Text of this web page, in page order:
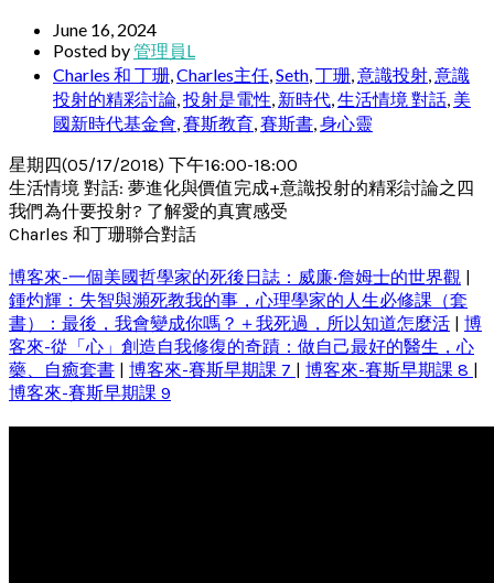
June 16, 2024
Posted by管理員L
Charles 和 丁珊,Charles主任,Seth,丁珊,意識投射,意識
投射的精彩討論,投射是電性, 新時代,生活情境 對話, 美
國新時代基金會,賽斯教育,賽斯書,身心靈
星期四(05/17/2018) 下午16:00-18:00
生活情境 對話: 夢進化與價值完成+意識投射的精彩討論之四
我們為什要投射? 了解愛的真實感受
Charles 和丁珊聯合對話
博客來-一個美國哲學家的死後日誌：威廉‧詹姆士的世界觀
鍾灼輝：失智與瀕死教我的事，心理學家的人生必修課（套
書）：最後，我會變成你嗎？＋我死過，所以知道怎麼活
博
客來-從「心」創造自我修復的奇蹟：做自己最好的醫生，心
藥、自癒套書
博客來-賽斯早期課 7 博客來-賽斯早期課 8
博客來-賽斯早期課 9